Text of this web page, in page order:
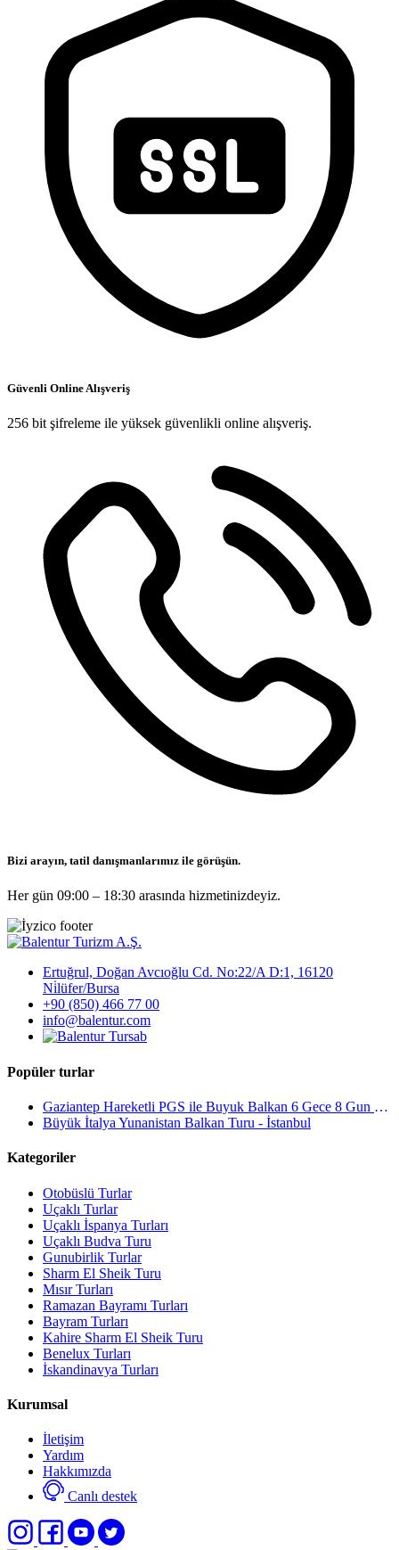
Güvenli Online Alışveriş
256 bit şifreleme ile yüksek güvenlikli online alışveriş.
Bizi arayın, tatil danışmanlarımız ile görüşün.
Her gün 09:00 – 18:30 arasında hizmetinizdeyiz.
Ertuğrul, Doğan Avcıoğlu Cd. No:22/A D:1, 16120
Ni̇lüfer/Bursa
+90 (850) 466 77 00
info@balentur.com
Popüler turlar
Gaziantep Hareketli PGS ile Buyuk Balkan 6 Gece 8 Gun Vizesiz SKP-SKP
Büyük İtalya Yunanistan Balkan Turu - İstanbul
Kategoriler
Otobüslü Turlar
Uçaklı Turlar
Uçaklı İspanya Turları
Uçaklı Budva Turu
Gunubirlik Turlar
Sharm El Sheik Turu
Mısır Turları
Ramazan Bayramı Turları
Bayram Turları
Kahire Sharm El Sheik Turu
Benelux Turları
İskandinavya Turları
Kurumsal
İletişim
Yardım
Hakkımızda
Canlı destek
an
option